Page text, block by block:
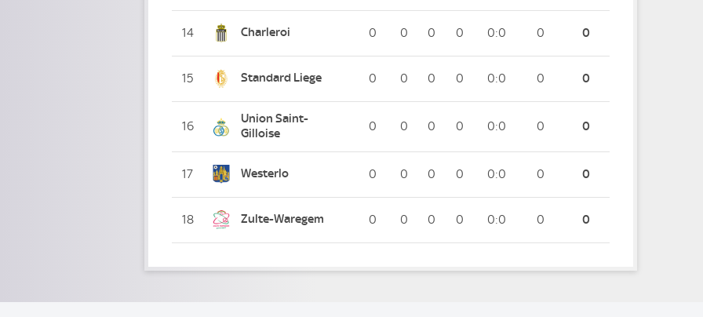
14 Charleroi 0 0 0 0 0:0 0 0
15 Standard Liege 0 0 0 0 0:0 0 0
16
Union Saint-
Gilloise
0 0 0 0 0:0 0 0
17 Westerlo 0 0 0 0 0:0 0 0
18 Zulte-Waregem 0 0 0 0 0:0 0 0